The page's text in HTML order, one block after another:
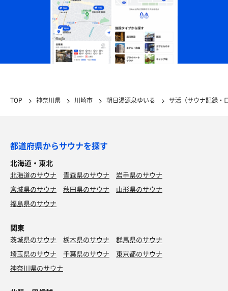
TOP 神奈川県 川崎市 朝日湯源泉ゆいる サ活（サウナ記録・
都道府県からサウナを探す
北海道・東北
北海道のサウナ 青森県のサウナ
岩手県のサウナ
宮城県のサウナ
秋田県のサウナ
山形県のサウナ
福島県のサウナ
関東
茨城県のサウナ 栃木県のサウナ
群馬県のサウナ
埼玉県のサウナ
千葉県のサウナ
東京都のサウナ
神奈川県のサウナ